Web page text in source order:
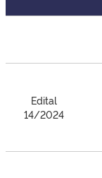
Edital
14/2024